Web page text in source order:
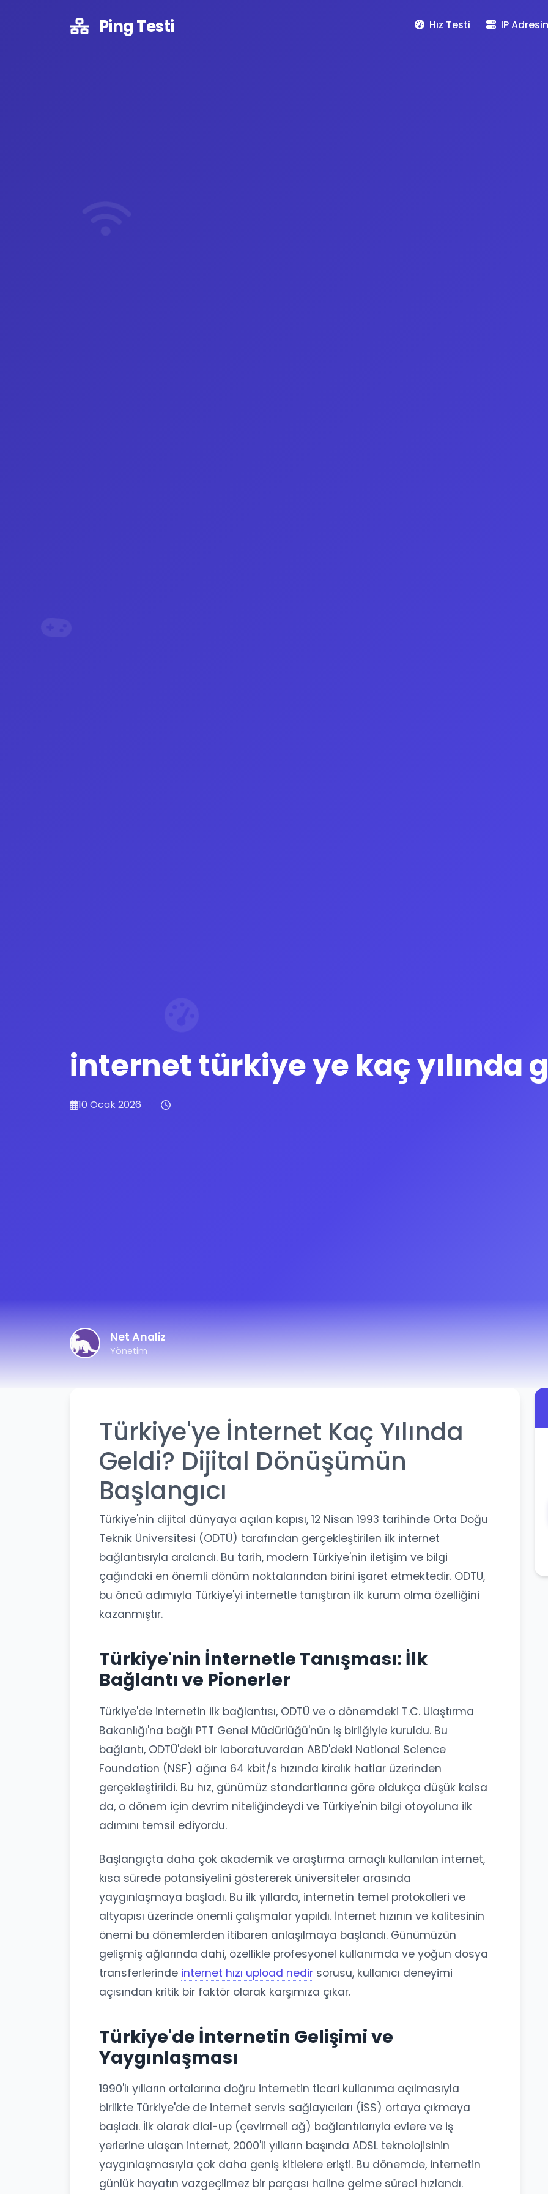
Ping Testi Hız Testi IP
internet türkiye ye kaç yılında
10 Ocak 2026
Net Analiz
Yönetim
Türkiye'ye İnternet Kaç Yılında
Geldi? Dijital Dönüşümün
Başlangıcı
Türkiye'nin dijital dünyaya açılan kapısı, 12 Nisan 1993 tarihinde Orta Doğu
Teknik Üniversitesi (ODTÜ) tarafından gerçekleştirilen ilk internet
bağlantısıyla aralandı. Bu tarih, modern Türkiye'nin iletişim ve bilgi
çağındaki en önemli dönüm noktalarından birini işaret etmektedir. ODTÜ,
bu öncü adımıyla Türkiye'yi internetle tanıştıran ilk kurum olma özelliğini
kazanmıştır.
Türkiye'nin İnternetle Tanışması: İlk
Bağlantı ve Pionerler
Türkiye'de internetin ilk bağlantısı, ODTÜ ve o dönemdeki T.C. Ulaştırma
Bakanlığı'na bağlı PTT Genel Müdürlüğü'nün iş birliğiyle kuruldu. Bu
bağlantı, ODTÜ'deki bir laboratuvardan ABD'deki National Science
Foundation (NSF) ağına 64 kbit/s hızında kiralık hatlar üzerinden
gerçekleştirildi. Bu hız, günümüz standartlarına göre oldukça düşük kalsa
da, o dönem için devrim niteliğindeydi ve Türkiye'nin bilgi otoyoluna ilk
adımını temsil ediyordu.
Başlangıçta daha çok akademik ve araştırma amaçlı kullanılan internet,
kısa sürede potansiyelini göstererek üniversiteler arasında
yaygınlaşmaya başladı. Bu ilk yıllarda, internetin temel protokolleri ve
altyapısı üzerinde önemli çalışmalar yapıldı. İnternet hızının ve kalitesinin
önemi bu dönemlerden itibaren anlaşılmaya başlandı. Günümüzün
gelişmiş ağlarında dahi, özellikle profesyonel kullanımda ve yoğun dosya
transferlerinde internet hızı upload nedir sorusu, kullanıcı deneyimi
açısından kritik bir faktör olarak karşımıza çıkar.
Türkiye'de İnternetin Gelişimi ve
Yaygınlaşması
1990'lı yılların ortalarına doğru internetin ticari kullanıma açılmasıyla
birlikte Türkiye'de de internet servis sağlayıcıları (İSS) ortaya çıkmaya
başladı. İlk olarak dial-up (çevirmeli ağ) bağlantılarıyla evlere ve iş
yerlerine ulaşan internet, 2000'li yılların başında ADSL teknolojisinin
yaygınlaşmasıyla çok daha geniş kitlelere erişti. Bu dönemde, internetin
günlük hayatın vazgeçilmez bir parçası haline gelme süreci hızlandı.